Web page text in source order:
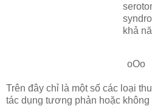
khả
oOo
Trên đây chỉ là một số các loại
tác dụng tương phản hoặc